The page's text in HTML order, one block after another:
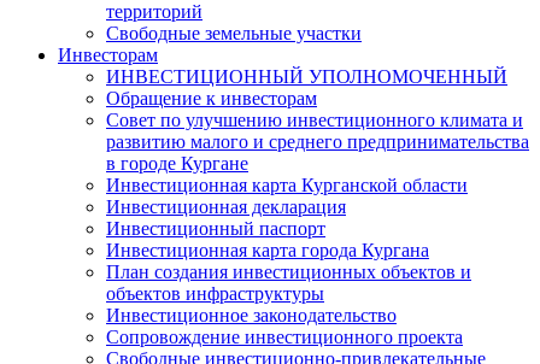
территорий
Свободные земельные участки
Инвесторам
ИНВЕСТИЦИОННЫЙ УПОЛНОМОЧЕННЫЙ
Обращение к инвесторам
Совет по улучшению инвестиционного климата и
развитию малого и среднего предпринимательства
в городе Кургане
Инвестиционная карта Курганской области
Инвестиционная декларация
Инвестиционный паспорт
Инвестиционная карта города Кургана
План создания инвестиционных объектов и
объектов инфраструктуры
Инвестиционное законодательство
Сопровождение инвестиционного проекта
Свободные инвестиционно-привлекательные